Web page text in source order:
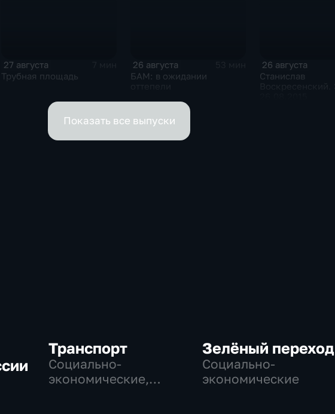
27 августа
Трубная площадь
26 августа
БАМ: в ожидании
26 августа
Станислав
Показать все выпуски
Транспорт
Социально-
экономические,
Зелёный переход
Социально-
экономические